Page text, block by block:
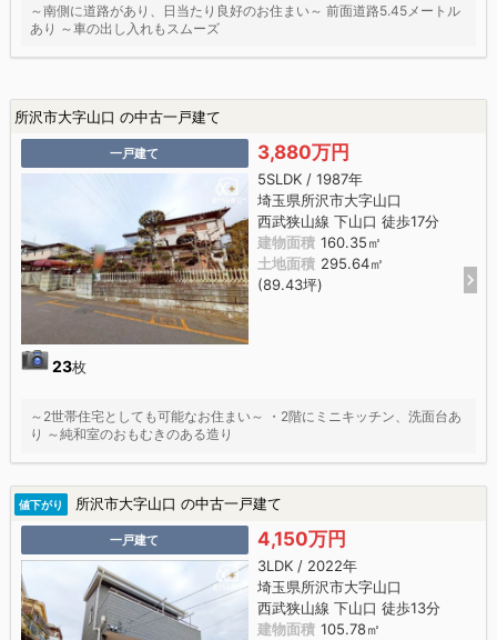
～南側に道路があり、日当たり良好のお住まい～ 前面道路5.45メートル
あり ～車の出し入れもスムーズ
所沢市大字山口 の中古一戸建て
一戸建て
23枚
3,880万円
5SLDK / 1987年
埼玉県所沢市大字山口
西武狭山線 下山口 徒歩17分
建物面積 160.35㎡
土地面積 295.64㎡
(89.43坪)
～2世帯住宅としても可能なお住まい～ ・2階にミニキッチン、洗面台あ
り ～純和室のおもむきのある造り
値下がり 所沢市大字山口 の中古一戸建て
一戸建て 4,150万円
3LDK / 2022年
埼玉県所沢市大字山口
西武狭山線 下山口 徒歩13分
建物面積 105.78㎡